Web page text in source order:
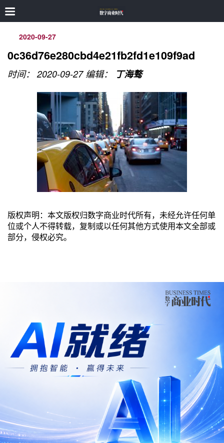
2020-09-27
0c36d76e280cbd4e21fb2fd1e109f9ad
时间： 2020-09-27 编辑： 丁海骜
版权声明：本文版权归数字商业时代所有，未经允许任何单
位或个人不得转载，复制或以任何其他方式使用本文全部或
部分，侵权必究。